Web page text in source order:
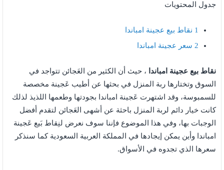
جدول المحتويات
1 نقاط بيع عجينة امباندا
2 سعر عجينة امباندا
نقاط بيع عجينة امباندا
، حيث أن الكثير من العَجائن تتواجد في
السوق وتختارها ربة المنزل في بحثها عن أطيب عَجينة مخصصة
للسمبوسة، وقد اشتهرت عَجينة امباندا بجودتها وطعمها اللذيذ لذلك
كانت خيار دائم لربة المنزل باحثة عن أشهى العَجائن لتقدم أفضل
الوجبات بها، وفي هذا الموضوع فإننا سوف نعرض لنِقاط بَيع عَجينة
امباندا وأين يمكن إيجادها في المملكة العربية السعودية كما سنذكر
سعرها الذي تجدوه في الأسواق.